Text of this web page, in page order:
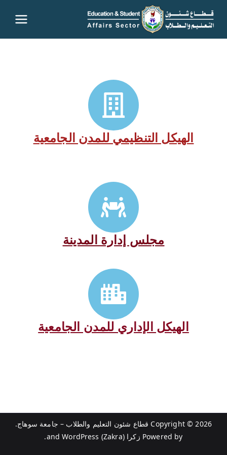
قطاع
– جامعة
الهيكل التنظيمي للمدن الجامعية
مجلس إدارة المدينة
الهيكل الإداري للمدن الجامعية
Copyright © 2026 قطاع شئون التعليم والطلاب – جامعة سوهاج.
Powered by زكرا (Zakra) WordPress
.